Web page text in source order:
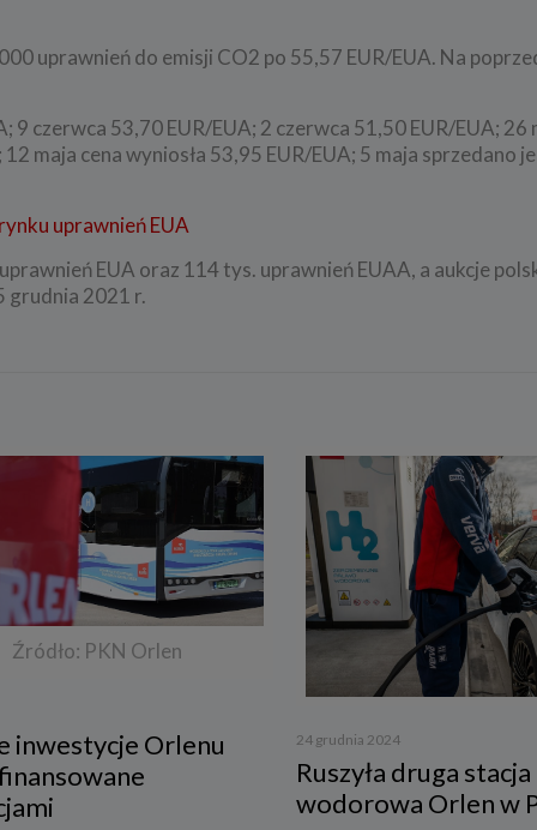
uprawnień do emisji CO2 po 55,57 EUR/EUA. Na
9 czerwca 53,70 EUR/EUA; 2 czerwca 51,50 EUR/EUA; 26
maja cena wyniosła 53,95 EUR/EUA; 5 maja sprzedano
uprawnień EUA
EUA oraz 114 tys. uprawnień EUAA, a aukcje
grudnia 2021 r.
Źródło: PKN Orlen
inwestycje Orlenu
24 grudnia 2024
Ruszyła druga stacja
wodorowa Orlen w